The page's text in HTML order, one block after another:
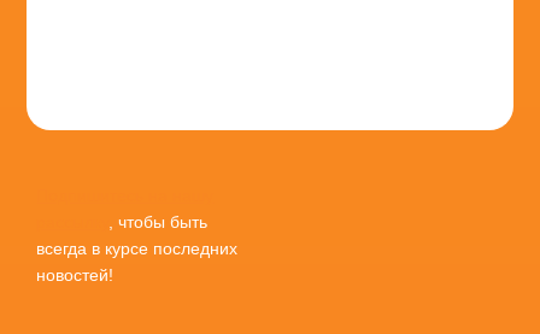
, чтобы быть
всегда в курсе последних
новостей!